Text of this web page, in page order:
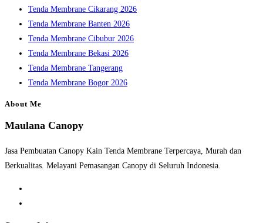
Tenda Membrane Cikarang 2026
Tenda Membrane Banten 2026
Tenda Membrane Cibubur 2026
Tenda Membrane Bekasi 2026
Tenda Membrane Tangerang
Tenda Membrane Bogor 2026
About Me
Maulana Canopy
Jasa Pembuatan Canopy Kain Tenda Membrane Terpercaya, Murah dan
Berkualitas. Melayani Pemasangan Canopy di Seluruh Indonesia.